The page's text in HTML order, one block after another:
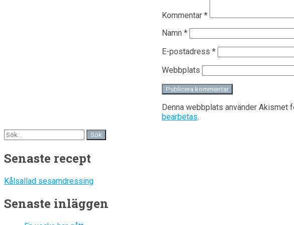
Kommentar *
Namn *
E-postadress *
Webbplats
Denna webbplats använder Akismet
bearbetas.
Senaste recept
Kålsallad sesamdressing
Senaste inläggen